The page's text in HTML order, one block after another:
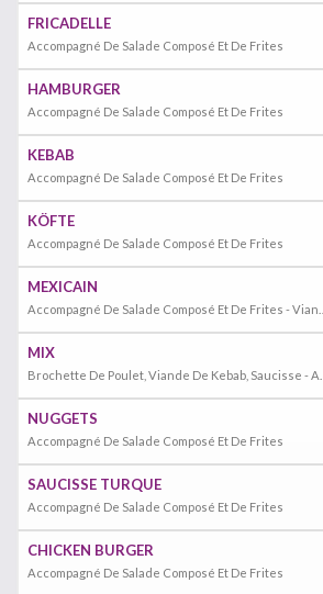
FRICADELLE
Accompagné De Salade Composé Et De Frites
HAMBURGER
Accompagné De Salade Composé Et De Frites
KEBAB
Accompagné De Salade Composé Et De Frites
KÖFTE
Accompagné De Salade Composé Et De Frites
MEXICAIN
MIX
NUGGETS
Accompagné De Salade Composé Et De Frites
SAUCISSE TURQUE
Accompagné De Salade Composé Et De Frites
CHICKEN BURGER
Accompagné De Salade Composé Et De Frites